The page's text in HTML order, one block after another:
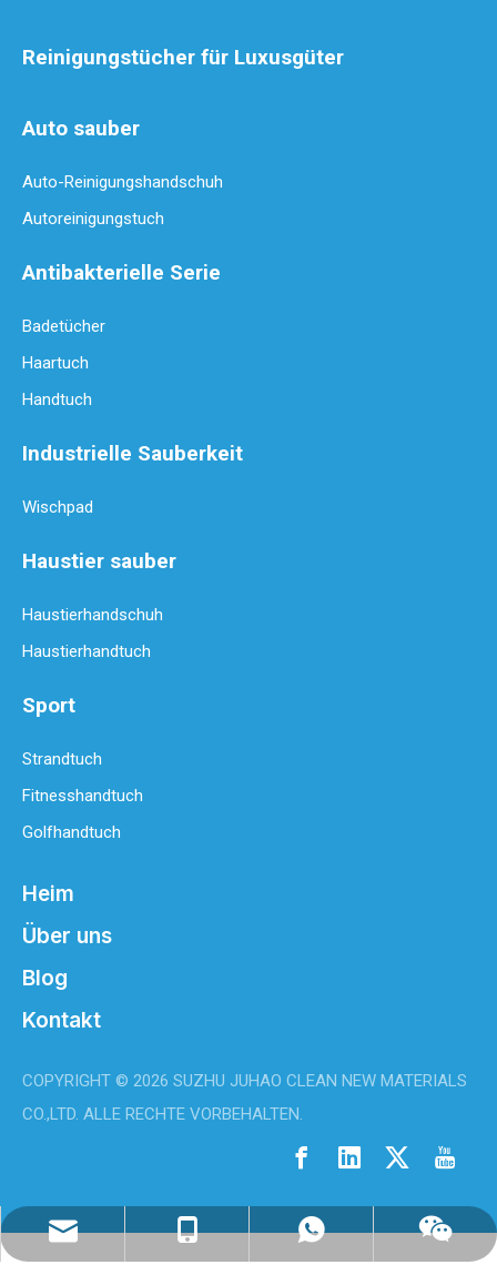
Mikrofasertücher haben die Reinigung mit ihrer überragenden
Willkommen auf meiner Website! Willkommen auf meiner
Reinigungstücher für Luxusgüter
Auto sauber
Auto-Reinigungshandschuh
Autoreinigungstuch
Antibakterielle Serie
Badetücher
Haartuch
Handtuch
Industrielle Sauberkeit
Wischpad
Haustier sauber
Haustierhandschuh
Haustierhandtuch
Sport
Strandtuch
Fitnesshandtuch
Golfhandtuch
Heim
Über uns
Blog
Kontakt
info@juhaoclean.com
0086- 18944294513
WhatsApp
Wechat
COPYRIGHT © 2026 SUZHU JUHAO CLEAN NEW MATERIALS
CO.,LTD. ALLE RECHTE VORBEHALTEN.